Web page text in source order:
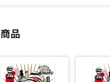
品